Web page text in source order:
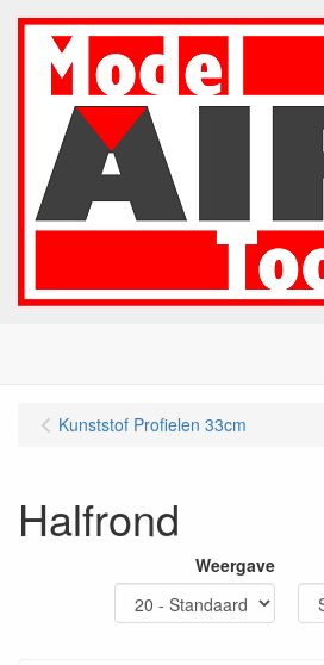
Kunststof Profielen 33cm
Halfrond
Weergave